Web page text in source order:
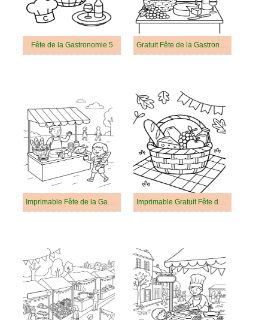
Fête de la Gastronomie 5 Gratuit Fête de la Gastronomie
Imprimable Fête de la Gastronomie Imprimable Gratuit Fête de la Gastronomie